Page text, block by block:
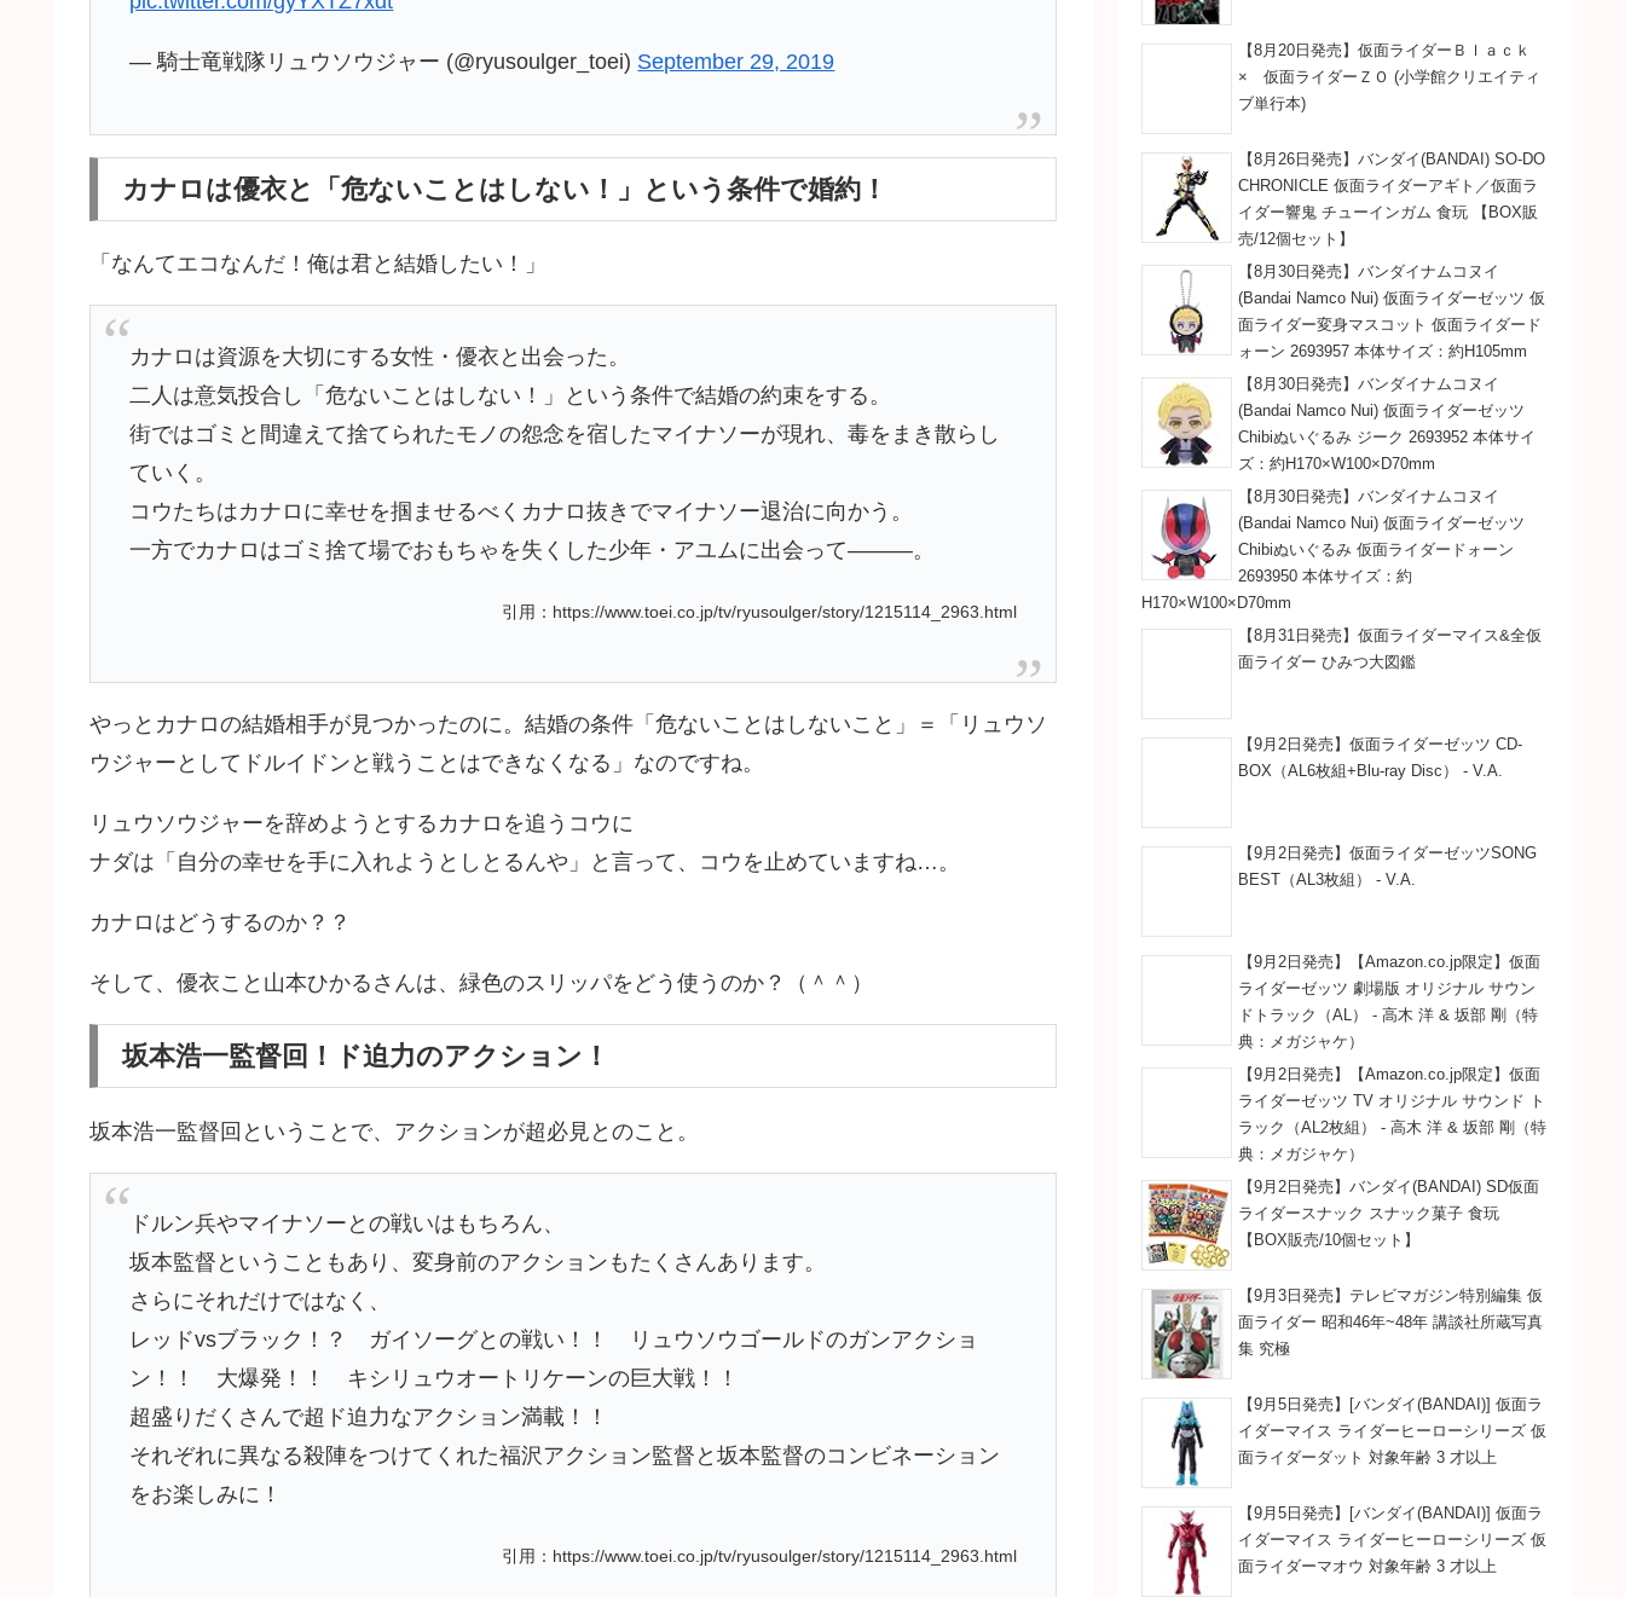
— 騎士竜戦隊リュウソウジャー (@ryusoulger_toei) September 29, 2019
カナロは優衣と「危ないことはしない！」という条件で婚約！
「なんてエコなんだ！俺は君と結婚したい！」
カナロは資源を大切にする女性・優衣と出会った。
二人は意気投合し「危ないことはしない！」という条件で結婚の約束をする。
街ではゴミと間違えて捨てられたモノの怨念を宿したマイナソーが現れ、毒をまき散らし
ていく。
コウたちはカナロに幸せを掴ませるべくカナロ抜きでマイナソー退治に向かう。
一方でカナロはゴミ捨て場でおもちゃを失くした少年・アユムに出会って―――。
引用：https://www.toei.co.jp/tv/ryusoulger/story/1215114_2963.html
やっとカナロの結婚相手が見つかったのに。結婚の条件「危ないことはしないこと」＝「リュウソ
ウジャーとしてドルイドンと戦うことはできなくなる」なのですね。
リュウソウジャーを辞めようとするカナロを追うコウに
ナダは「自分の幸せを手に入れようとしとるんや」と言って、コウを止めていますね…。
カナロはどうするのか？？
そして、優衣こと山本ひかるさんは、緑色のスリッパをどう使うのか？（＾＾）
坂本浩一監督回！ド迫力のアクション！
坂本浩一監督回ということで、アクションが超必見とのこと。
ドルン兵やマイナソーとの戦いはもちろん、
坂本監督ということもあり、変身前のアクションもたくさんあります。
さらにそれだけではなく、
レッドvsブラック！？ ガイソーグとの戦い！！ リュウソウゴールドのガンアクショ
ン！！ 大爆発！！ キシリュウオートリケーンの巨大戦！！
超盛りだくさんで超ド迫力なアクション満載！！
それぞれに異なる殺陣をつけてくれた福沢アクション監督と坂本監督のコンビネーション
をお楽しみに！
引用：https://www.toei.co.jp/tv/ryusoulger/story/1215114_2963.html
【8月20日発売】仮面ライダーＢｌａｃｋ
× 仮面ライダーＺＯ (小学館クリエイティ
ブ単行本)
【8月26日発売】バンダイ(BANDAI) SO-DO
CHRONICLE 仮面ライダーアギト／仮面ラ
イダー響鬼 チューインガム 食玩 【BOX販
売/12個セット】
【8月30日発売】バンダイナムコヌイ
(Bandai Namco Nui) 仮面ライダーゼッツ 仮
面ライダー変身マスコット 仮面ライダード
ォーン 2693957 本体サイズ：約H105mm
【8月30日発売】バンダイナムコヌイ
(Bandai Namco Nui) 仮面ライダーゼッツ
Chibiぬいぐるみ ジーク 2693952 本体サイ
ズ：約H170×W100×D70mm
【8月30日発売】バンダイナムコヌイ
(Bandai Namco Nui) 仮面ライダーゼッツ
Chibiぬいぐるみ 仮面ライダードォーン
2693950 本体サイズ：約
H170×W100×D70mm
【8月31日発売】仮面ライダーマイス&全仮
面ライダー ひみつ大図鑑
【9月2日発売】仮面ライダーゼッツ CD-
BOX（AL6枚組+Blu-ray Disc） - V.A.
【9月2日発売】仮面ライダーゼッツSONG
BEST（AL3枚組） - V.A.
【9月2日発売】【Amazon.co.jp限定】仮面
ライダーゼッツ 劇場版 オリジナル サウン
ドトラック（AL） - 高木 洋 & 坂部 剛（特
典：メガジャケ）
【9月2日発売】【Amazon.co.jp限定】仮面
ライダーゼッツ TV オリジナル サウンド ト
ラック（AL2枚組） - 高木 洋 & 坂部 剛（特
典：メガジャケ）
【9月2日発売】バンダイ(BANDAI) SD仮面
ライダースナック スナック菓子 食玩
【BOX販売/10個セット】
【9月3日発売】テレビマガジン特別編集 仮
面ライダー 昭和46年~48年 講談社所蔵写真
集 究極
【9月5日発売】[バンダイ(BANDAI)] 仮面ラ
イダーマイス ライダーヒーローシリーズ 仮
面ライダーダット 対象年齢 3 才以上
【9月5日発売】[バンダイ(BANDAI)] 仮面ラ
イダーマイス ライダーヒーローシリーズ 仮
面ライダーマオウ 対象年齢 3 才以上